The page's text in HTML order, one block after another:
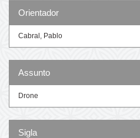
Orientador
Cabral, Pablo
Assunto
Drone
Sigla